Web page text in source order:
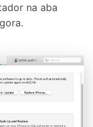
na aba